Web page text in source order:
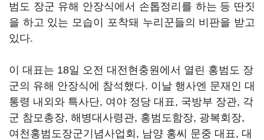
범도 장군 유해 안장식에서 손톱정리를 하는 등 딴짓
을 하고 있는 모습이 포착돼 누리꾼들의 비판을 받고
있다.
이 대표는 18일 오전 대전현충원에서 열린 홍범도 장
군의 유해 안장식에 참석했다. 이날 행사엔 문재인 대
통령 내외와 특사단, 여야 정당 대표, 국방부 장관, 각
군 참모총장, 해병대사령관, 홍범도함장, 광복회장,
여천홍범도장군기념사업회, 남양 홍씨 문중 대표, 대